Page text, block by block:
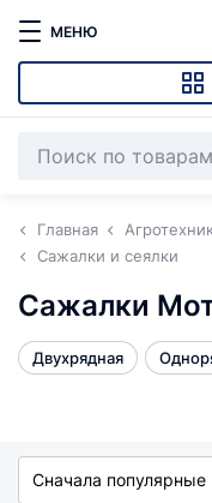
МЕНЮ
Главная
Сажалки и сеялки
Сажалки
Двухрядная
Сначала популярные